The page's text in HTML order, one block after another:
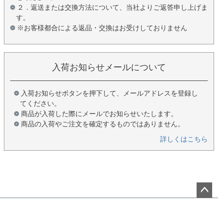
２．返送または交換方法について、当社よりご返答申し上げま
す。
※お客様都合による返品・交換はお受けしておりません
入荷お知らせメールについて
入荷お知らせボタンを押下して、メールアドレスを登録し
てください。
商品が入荷した際にメールでお知らせいたします。
商品の入荷やご注文を確定するものではありません。
詳しくはこちら